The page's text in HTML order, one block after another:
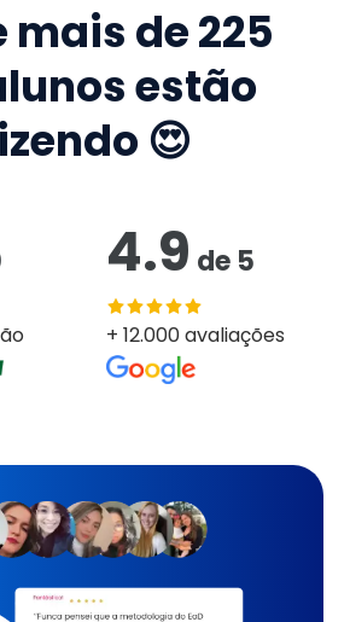
mais de225
estão
😍
4.9 de 5
+ 12.000 avaliações